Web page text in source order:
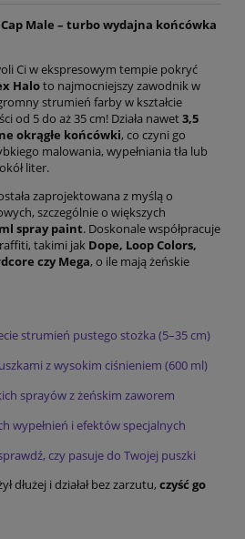
Male – turbo wydajna końcówka
Ci w ekspresowym tempie pokryć
Haloto najmocniejszy zawodnik w
strumień farby w kształcie
od 5 do aż 35 cm! Działa nawet3,5
okrągłe końcówki, co czyni go
malowania, wypełniania tła lub
liter.
zaprojektowana z myślą o
szczególnie o większych
spray paint. Doskonale współpracuje
takimi jak Dope, Loop Colors,
czy Mega, o ile mają żeńskie
strumień pustego stożka (5–35 cm)
z wysokim ciśnieniem (600 ml)
sprayów z żeńskim zaworem
wypełnień i efektów specjalnych
czy pasuje do Twojej puszki
dłużej i działał bez zarzutu, czyść go